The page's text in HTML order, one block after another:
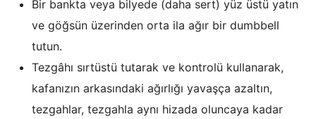
Bir bankta veya bilyede (daha sert) yüz üstü yatın
ve göğsün üzerinden orta ila ağır bir dumbbell
tutun.
Tezgâhı sırtüstü tutarak ve kontrolü kullanarak,
kafanızın arkasındaki ağırlığı yavaşça azaltın,
tezgahlar, tezgahla aynı hizada oluncaya kadar